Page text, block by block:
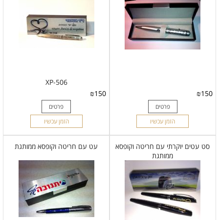
₪150
פרטים
הזמן עכשיו
XP-506
₪150
פרטים
הזמן עכשיו
סט עטים יוקרתי עם חריטה וקופסא
ממותגת
עט עם חריטה וקופסא ממותגת